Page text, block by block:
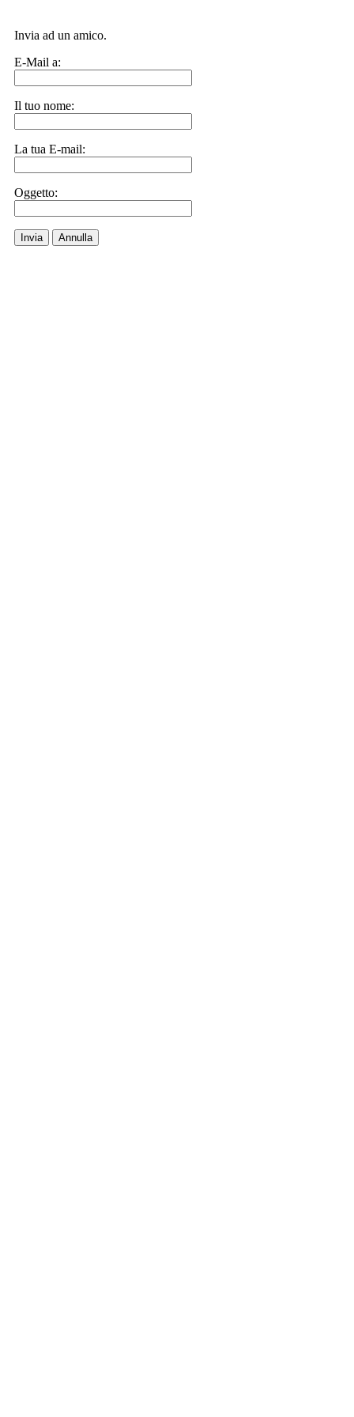
Invia ad un amico.
E-Mail a:
Il tuo nome:
La tua E-mail:
Oggetto:
Invia Annulla